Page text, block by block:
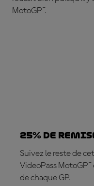
MotoGP™.
25% DE
Suivez le reste de
VideoPass
de chaque GP.